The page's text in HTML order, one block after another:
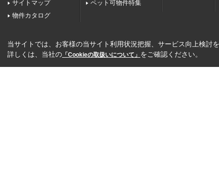
サイトマップ
物件カタログ
ペット可物件特集
当サイトでは、お客様の当サイト利用状況把握、サービス向上検討
詳しくは、当社の 「Cookieの取扱いについて」 をご確認ください。